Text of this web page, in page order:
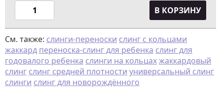
В КОРЗИНУ
См. также: слинги-переноски слинг с кольцами
жаккард переноска-слинг для ребенка слинг для
годовалого ребенка слинги на кольцахжаккардовый
слинг слинг средней плотности универсальный слинг
слинги слинг для новорождённого